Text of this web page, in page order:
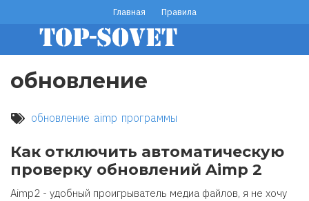
основному
содержанию
footer
menu
Главная Правила
обновление
обновление aimp программы
Как отключить автоматическую
проверку обновлений Aimp 2
Aimp2 - удобный проигрыватель медиа файлов, я не хочу